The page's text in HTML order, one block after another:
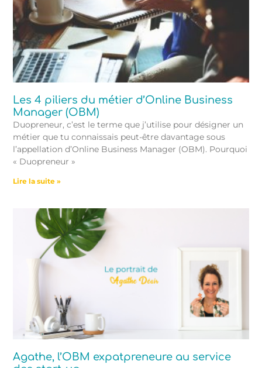
Les 4 piliers du métier d’Online Business
Manager (OBM)
Duopreneur, c’est le terme que j’utilise pour désigner un
métier que tu connaissais peut-être davantage sous
l’appellation d’Online Business Manager (OBM). Pourquoi
« Duopreneur »
Lire la suite »
Agathe, l’OBM expatpreneure au service